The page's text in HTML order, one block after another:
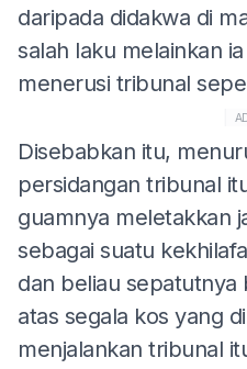
daripada didakwa di
salah laku melainkan
menerusi tribunal
Disebabkan itu,
persidangan tribunal
guamnya meletakkan
sebagai suatu
dan beliau
atas segala kos yang
menjalankan tribunal